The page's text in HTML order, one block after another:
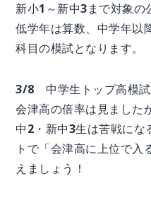
新小1～新中3まで対象の
低学年は算数、中学年以
科目の模試となります。
3/8 中学生トップ高模試
会津高の倍率は見ました
中2・新中3生は苦戦にな
トで「会津高に上位で
えましょう！